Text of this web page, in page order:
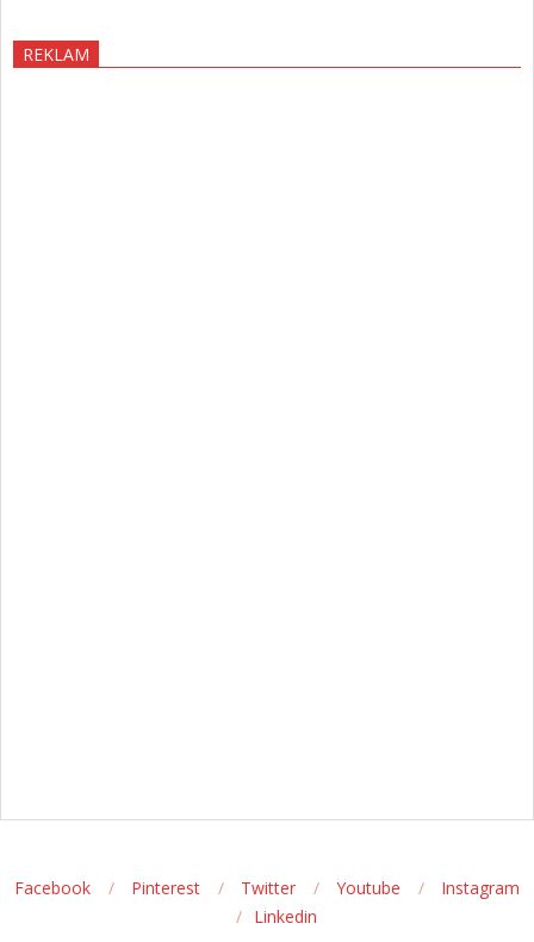
REKLAM
Facebook Pinterest Twitter Youtube
Instagram
Linkedin